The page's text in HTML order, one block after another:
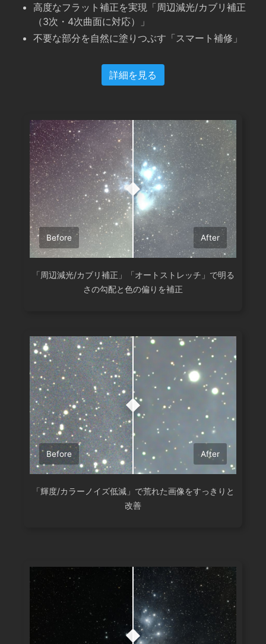
高度なフラット補正を実現「周辺減光/カブリ補正
（3次・4次曲面に対応）」
不要な部分を自然に塗りつぶす「スマート補修」
詳細を見る
Before After
「周辺減光/カブリ補正」「オートストレッチ」で明る
さの勾配と色の偏りを補正
Before After
「輝度/カラーノイズ低減」で荒れた画像をすっきりと
改善